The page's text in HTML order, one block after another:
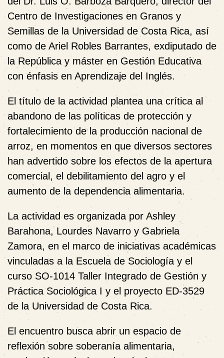
Centro de Investigaciones en Granos y
Semillas de la Universidad de Costa Rica, así
como de Ariel Robles Barrantes, exdiputado de
la República y máster en Gestión Educativa
con énfasis en Aprendizaje del Inglés.
El título de la actividad plantea una crítica al
abandono de las políticas de protección y
fortalecimiento de la producción nacional de
arroz, en momentos en que diversos sectores
han advertido sobre los efectos de la apertura
comercial, el debilitamiento del agro y el
aumento de la dependencia alimentaria.
La actividad es organizada por Ashley
Barahona, Lourdes Navarro y Gabriela
Zamora, en el marco de iniciativas académicas
vinculadas a la Escuela de Sociología y el
curso SO-1014 Taller Integrado de Gestión y
Práctica Sociológica I y el proyecto ED-3529
de la Universidad de Costa Rica.
El encuentro busca abrir un espacio de
reflexión sobre soberanía alimentaria,